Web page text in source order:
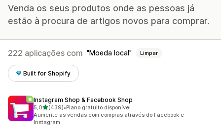
Venda os seus produtos onde as pessoas já
estão à procura de artigos novos para comprar.
222 aplicações com Moeda local Limpar
Built for Shopify
Instagram Shop & Facebook Shop
5,0de 5 estrelas
(439)
439 total de avaliações
•Plano gratuito disponível
Aumente as vendas com compras através do Facebook e
Instagram.